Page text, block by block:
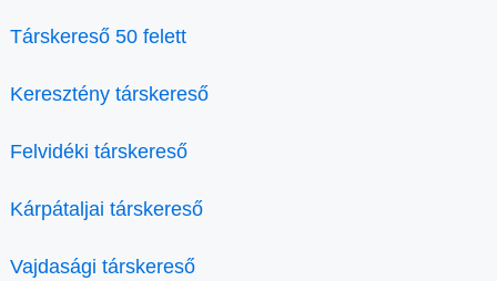
Társkereső 50 felett
Keresztény társkereső
Felvidéki társkereső
Kárpátaljai társkereső
Vajdasági társkereső